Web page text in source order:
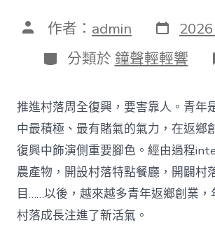
文 作者： admin 發
表
日
期
分
類
分類於 鐘聲輕輕響
推進村落周全復興，要害靠人。青年
中最積極、最有賭氣的氣力，在返鄉
復興中飾演側重要腳色。經由過程
農產物，開設村落特點餐廳，開闢村
目……以後，越來越多青年返鄉創業
村落成長注進了新活氣。